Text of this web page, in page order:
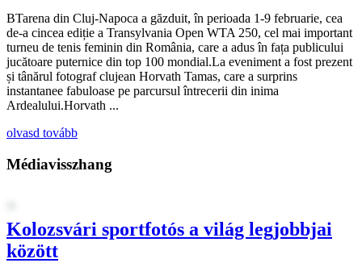
BTarena din Cluj-Napoca a găzduit, în perioada 1-9 februarie, cea
de-a cincea ediție a Transylvania Open WTA 250, cel mai important
turneu de tenis feminin din România, care a adus în fața publicului
jucătoare puternice din top 100 mondial.La eveniment a fost prezent
și tânărul fotograf clujean Horvath Tamas, care a surprins
instantanee fabuloase pe parcursul întrecerii din inima
Ardealului.Horvath ...
olvasd tovább
Médiavisszhang
Kolozsvári sportfotós a világ legjobbjai
között